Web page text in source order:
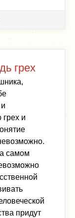
грех
грех и
самом
придут